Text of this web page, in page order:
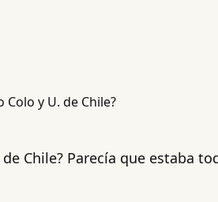
Chile? Parecía que estaba